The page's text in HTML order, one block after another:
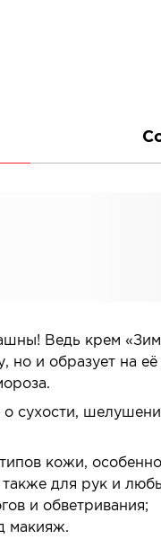
Ведь крем
но и образует на
сухости,
кожи,
для рук и
и обветривания;
макияж.